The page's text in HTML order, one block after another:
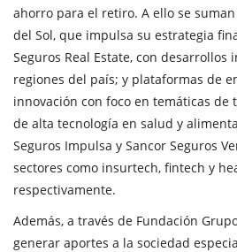
ahorro para el retiro. A ello se
del Sol, que impulsa su estrategia
Seguros Real Estate, con
regiones del país; y plataformas de
innovación con foco en temáticas de
de alta tecnología en salud y
Seguros Impulsa y Sancor Seguros
sectores como insurtech, fintech y
respectivamente.
Además, a través de Fundación
generar aportes a la sociedad